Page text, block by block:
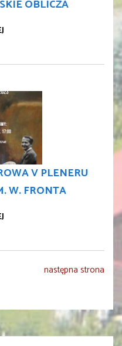
OBLICZA
V PLENERU
W. FRONTA
następna strona